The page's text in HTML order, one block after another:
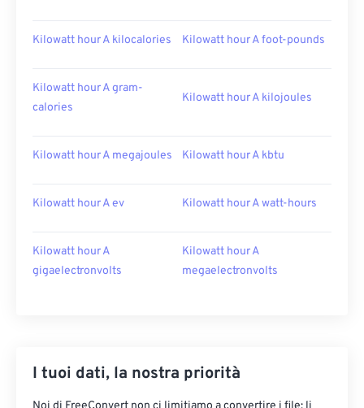
Kilowatt hour A kilocalories Kilowatt hour A foot-pounds
Kilowatt hour A gram-
calories
Kilowatt hour A kilojoules
Kilowatt hour A megajoules Kilowatt hour A kbtu
Kilowatt hour A ev Kilowatt hour A watt-hours
Kilowatt hour A
gigaelectronvolts
Kilowatt hour A
megaelectronvolts
I tuoi dati, la nostra priorità